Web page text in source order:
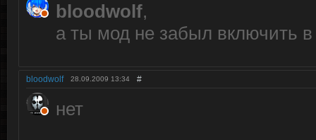
bloodwolf,
а ты мод не забыл включить
bloodwolf 28.09.2009 13:34 #
нет